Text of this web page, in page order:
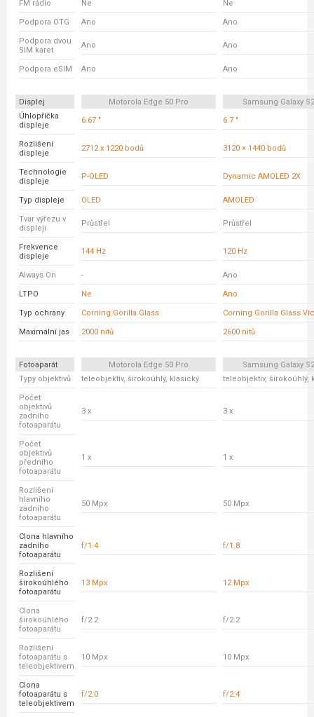
FM rádio Ne Ne
Podpora OTG Ano Ano
Podpora dvou
SIM karet
Ano Ano
Podpora eSIM Ano Ano
Displej Motorola Edge 50 Pro
Samsung Galaxy
Úhlopříčka
displeje
6.67 " 6.7 "
Rozlišení
displeje
2712 x 1220 bodů 3120 × 1440 bodů
Technologie
displeje
P-OLED Dynamic AMOLED 2X
Typ displeje OLED AMOLED
Tvar výřezu v
displeji
Průstřel Průstřel
Frekvence
displeje
144 Hz 120 Hz
Always On - Ano
LTPO Ne Ano
Typ ochrany Corning Gorilla Glass Corning Gorilla Glass
Maximální jas 2000 nitů 2600 nitů
Fotoaparát Motorola Edge 50 Pro
Samsung Galaxy
Typy objektivů
teleobjektiv, širokoúhlý, klasický teleobjektiv, širokoúhlý,
Počet
objektivů
zadního
fotoaparátu
3 x 3 x
Počet
objektivů
předního
fotoaparátu
1 x 1 x
Rozlišení
hlavního
zadního
fotoaparátu
50 Mpx 50 Mpx
Clona hlavního
zadního
fotoaparátu
f/1.4 f/1.8
Rozlišení
širokoúhlého
fotoaparátu
13 Mpx 12 Mpx
Clona
širokoúhlého
fotoaparátu
f/2.2 f/2.2
Rozlišení
fotoaparátu s
teleobjektivem
10 Mpx 10 Mpx
Clona
fotoaparátu s
teleobjektivem
f/2.0 f/2.4